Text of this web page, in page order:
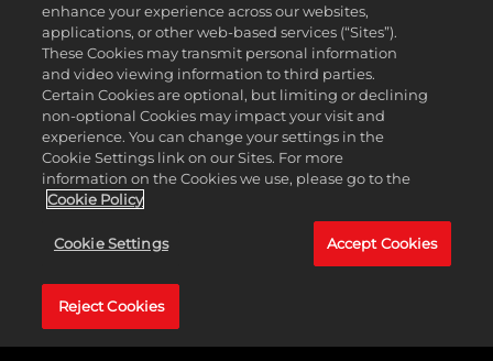
enhance your experience across our websites,
applications, or other web-based services (“Sites”).
These Cookies may transmit personal information
and video viewing information to third parties.
Certain Cookies are optional, but limiting or declining
non-optional Cookies may impact your visit and
experience. You can change your settings in the
Cookie Settings link on our Sites. For more
information on the Cookies we use, please go to the
Cookie Policy
Cookie Settings Accept Cookies
Reject Cookies